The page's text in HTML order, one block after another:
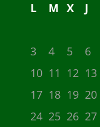
L M X J
3
4 5 6
10 11 12 13
17 18 19 20
24 25 26 27